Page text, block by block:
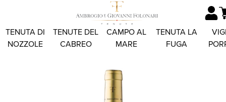
TENUTA DI
NOZZOLE
TENUTE DEL
CABREO
CAMPO AL
MARE
TENUTA LA
FUGA